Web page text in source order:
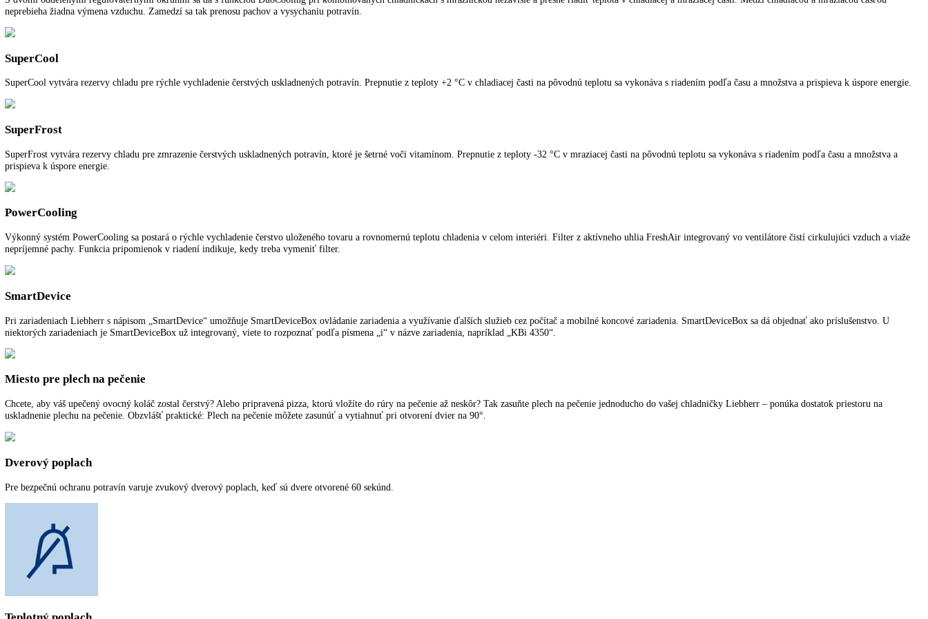
Pre viac informácií o 5 ročnej záruke na spotrebiče LIEBHERR
DuoCooling
S dvomi oddelenými regulovateľnými okruhmi sa dá s funkciou DuoCooling pri kombinovaných chladničkách s mrazničkou nezávisle a presne riadiť teplota v chladiacej a mraziacej časti. Medzi chladiacou a
neprebieha žiadna výmena vzduchu. Zamedzí sa tak prenosu pachov a vysychaniu potravín.
SuperCool
SuperCool vytvára rezervy chladu pre rýchle vychladenie čerstvých uskladnených potravín. Prepnutie z teploty +2 °C v chladiacej časti na pôvodnú teplotu sa vykonáva s riadením podľa času a množstva a
SuperFrost
SuperFrost vytvára rezervy chladu pre zmrazenie čerstvých uskladnených potravín, ktoré je šetrné voči vitamínom. Prepnutie z teploty -32 °C v mraziacej časti na pôvodnú teplotu sa vykonáva s riadením podľa
PowerCooling
Výkonný systém PowerCooling sa postará o rýchle vychladenie čerstvo uloženého tovaru a rovnomernú teplotu chladenia v celom interiéri. Filter z aktívneho uhlia FreshAir integrovaný vo ventilátore čistí
nepríjemné pachy. Funkcia pripomienok v riadení indikuje, kedy treba vymeniť filter.
SmartDevice
Pri zariadeniach Liebherr s nápisom „SmartDevice“ umožňuje SmartDeviceBox ovládanie zariadenia a využívanie ďalších služieb cez počítač a mobilné koncové zariadenia. SmartDeviceBox sa dá objednať ako
niektorých zariadeniach je SmartDeviceBox už integrovaný, viete to rozpoznať podľa písmena „i“ v názve zariadenia, napríklad „KBi 4350“.